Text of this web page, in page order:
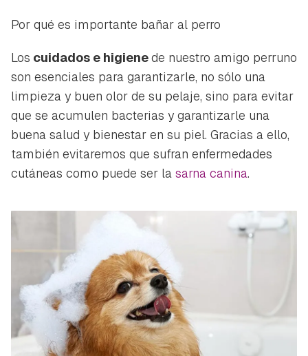
Por qué es importante bañar al perro
Los cuidados e higienede nuestro amigo perruno
son esenciales para garantizarle, no sólo una
limpieza y buen olor de su pelaje, sino para evitar
que se acumulen bacterias y garantizarle una
buena salud y bienestar en su piel. Gracias a ello,
también evitaremos que sufran enfermedades
cutáneas como puede ser la sarna canina.